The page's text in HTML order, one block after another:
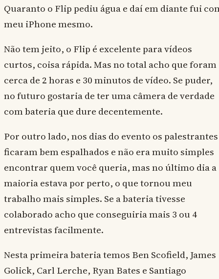
Quaranto o Flip pediu água e daí em diante fui
meu iPhone mesmo.
Não tem jeito, o Flip é excelente para vídeos
curtos, coisa rápida. Mas no total acho que foram
cerca de 2 horas e 30 minutos de vídeo. Se puder,
no futuro gostaria de ter uma câmera de verdade
com bateria que dure decentemente.
Por outro lado, nos dias do evento os palestrantes
ficaram bem espalhados e não era muito simples
encontrar quem você queria, mas no último dia a
maioria estava por perto, o que tornou meu
trabalho mais simples. Se a bateria tivesse
colaborado acho que conseguiria mais 3 ou 4
entrevistas facilmente.
Nesta primeira bateria temos Ben Scofield, James
Golick, Carl Lerche, Ryan Bates e Santiago